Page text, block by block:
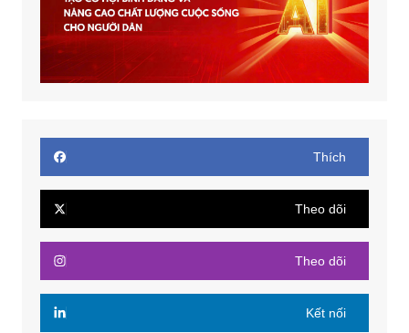
Thích
Theo dõi
Theo dõi
Kết nối